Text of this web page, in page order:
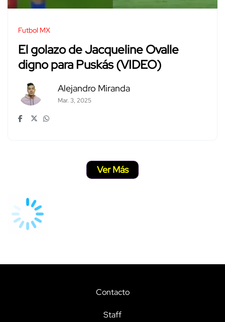
Futbol MX
El golazo de Jacqueline Ovalle
digno para Puskás (VIDEO)
Alejandro Miranda
Mar. 3, 2025
Ver Más
Contacto
Staff